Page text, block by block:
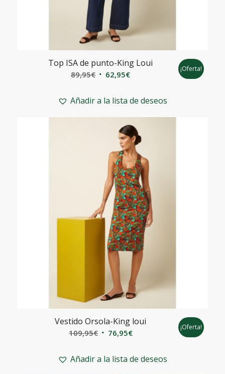
Top ISA de punto-King Loui
89,95€ El
original
62,95€El
actual
¡Oferta!
Añadir a la lista de deseos
Vestido Orsola-King loui
109,95€ El
original
76,95€El
actual
¡Oferta!
Añadir a la lista de deseos